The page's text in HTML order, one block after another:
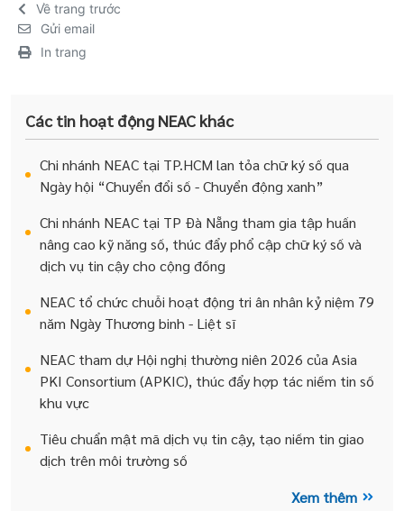
Về trang trước
Gửi email
In trang
Các tin hoạt động NEAC khác
Chi nhánh NEAC tại TP.HCM lan tỏa chữ ký số qua
Ngày hội “Chuyển đổi số - Chuyển động xanh”
Chi nhánh NEAC tại TP Đà Nẵng tham gia tập huấn
nâng cao kỹ năng số, thúc đẩy phổ cập chữ ký số và
dịch vụ tin cậy cho cộng đồng
NEAC tổ chức chuỗi hoạt động tri ân nhân kỷ niệm 79
năm Ngày Thương binh - Liệt sĩ
NEAC tham dự Hội nghị thường niên 2026 của Asia
PKI Consortium (APKIC), thúc đẩy hợp tác niềm tin số
khu vực
Tiêu chuẩn mật mã dịch vụ tin cậy, tạo niềm tin giao
dịch trên môi trường số
Xem thêm